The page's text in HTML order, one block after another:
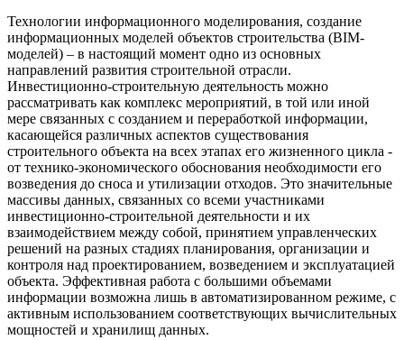
Технологии информационного моделирования, создание
информационных моделей объектов строительства (BIM-
моделей) – в настоящий момент одно из основных
направлений развития строительной отрасли.
Инвестиционно-строительную деятельность можно
рассматривать как комплекс мероприятий, в той или иной
мере связанных с созданием и переработкой информации,
касающейся различных аспектов существования
строительного объекта на всех этапах его жизненного цикла -
от технико-экономического обоснования необходимости его
возведения до сноса и утилизации отходов. Это значительные
массивы данных, связанных со всеми участниками
инвестиционно-строительной деятельности и их
взаимодействием между собой, принятием управленческих
решений на разных стадиях планирования, организации и
контроля над проектированием, возведением и эксплуатацией
объекта. Эффективная работа с большими объемами
информации возможна лишь в автоматизированном режиме, с
активным использованием соответствующих вычислительных
мощностей и хранилищ данных.